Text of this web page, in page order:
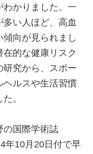
かりました。一
い人ほど、高血
向が見られまし
的な健康リスク
研究から、スポー
ヘルスや生活習慣
。
の国際学術誌
年10月20日付で早